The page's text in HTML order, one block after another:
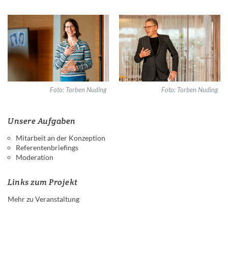
Foto: Torben Nuding Foto: Torben Nuding
Unsere Aufgaben
Mitarbeit an der Konzeption
Referentenbriefings
Moderation
Links zum Projekt
Mehr zu Veranstaltung